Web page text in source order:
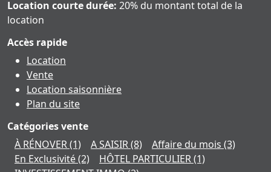
Location courte durée: 20% du montant total de la
location
Accès rapide
Location
Vente
Location saisonnière
Plan du site
Catégories vente
À RÉNOVER(1) A SAISIR(8) Affaire du mois (3)
En Exclusivité(2) HÔTEL PARTICULIER(1)